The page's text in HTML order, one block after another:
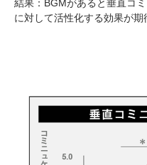
結果：BGMがあると垂直コ
に対して活性化する効果が期